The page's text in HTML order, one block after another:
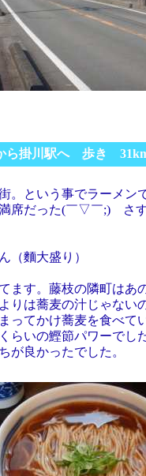
ら掛川駅へ 歩き
。という事でラーメン
席だった(￣▽￣;) さす
（麵大盛り）
ます。藤枝の隣町は
りは蕎麦の汁じゃない
ってかけ蕎麦を食べて
らいの鰹節パワーでし
が良かったでした。